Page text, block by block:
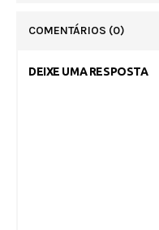
COMENTÁRIOS (0)
DEIXE UMA RESPOSTA